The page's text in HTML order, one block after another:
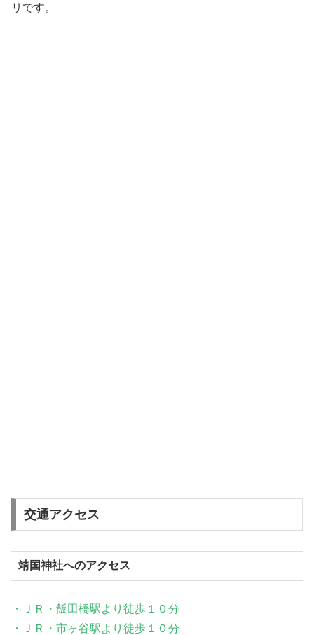
リです。
交通アクセス
靖国神社へのアクセス
・ＪＲ・飯田橋駅より徒歩１０分
・ＪＲ・市ヶ谷駅より徒歩１０分